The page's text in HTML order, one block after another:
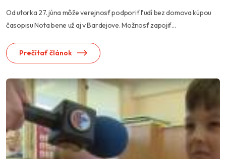
Od utorka 27. júna môže verejnosť podporiť ľudí bez domova kúpou
časopisu Nota bene už aj v Bardejove. Možnosť zapojiť...
Prečítať článok